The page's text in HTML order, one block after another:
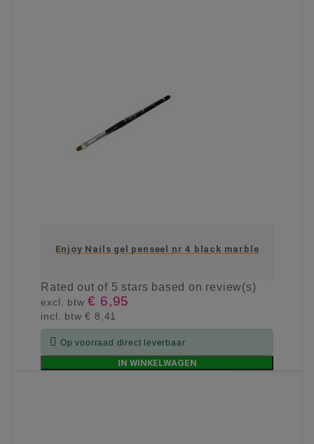
Enjoy Nails gel penseel nr 4 black marble
Ratedout of 5 stars based on review(s)
excl. btw€ 6,95
incl. btw€ 8,41
 Op voorraad direct leverbaar
IN WINKELWAGEN